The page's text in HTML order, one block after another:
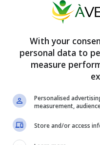
bénéficient d’une
des opportunités de
:
de boulangerie dans les
de préposé à la
de boulangerie, vous avez
et une solide
importante, car le
et des fournitures de
With your
personal data to
measure
Personalised
measurement,
Store and/or access